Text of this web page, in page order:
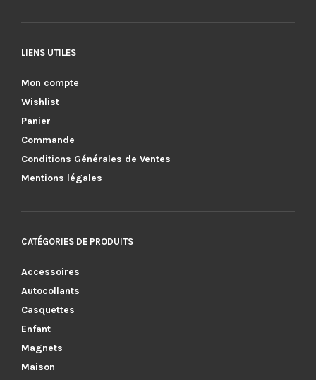
LIENS UTILES
Mon compte
Wishlist
Panier
Commande
Conditions Générales de Ventes
Mentions légales
CATÉGORIES DE PRODUITS
Accessoires
Autocollants
Casquettes
Enfant
Magnets
Maison